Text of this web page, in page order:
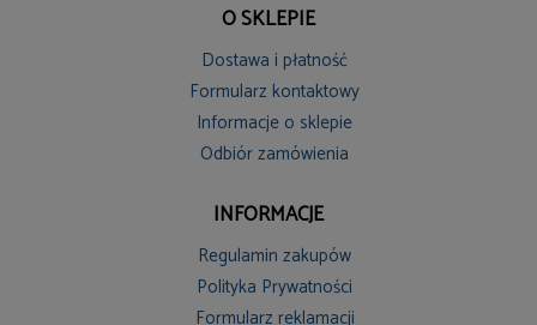
O SKLEPIE
Dostawa i płatność
Formularz kontaktowy
Informacje o sklepie
Odbiór zamówienia
INFORMACJE
Regulamin zakupów
Polityka Prywatności
Formularz reklamacji